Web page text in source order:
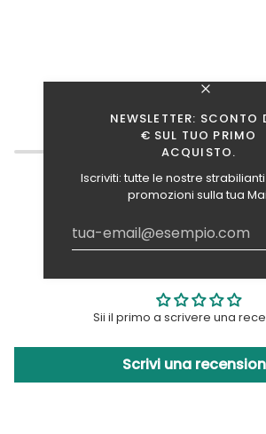
NEWSLETTER: SCONTO
€ SUL TUO PRIMO
ACQUISTO.
Iscriviti: tutte le nostre
promozioni sulla tua
TI INTERESSANO ANCHE
Sii il primo a scrivere una
Scrivi una